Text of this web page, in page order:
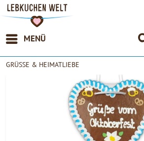
MENÜ
GRÜSSE & HEIMATLIEBE